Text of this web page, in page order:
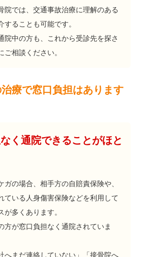
院では、交通事故治療に理解のある
することも可能です。
院中の方も、これから受診先を探さ
ご相談ください。
療で窓口負担はあります
く通院できることがほと
ガの場合、相手方の自賠責保険や、
ている人身傷害保険などを利用して
が多くあります。
方が窓口負担なく通院されていま
へまだ連絡していない」「接骨院へ